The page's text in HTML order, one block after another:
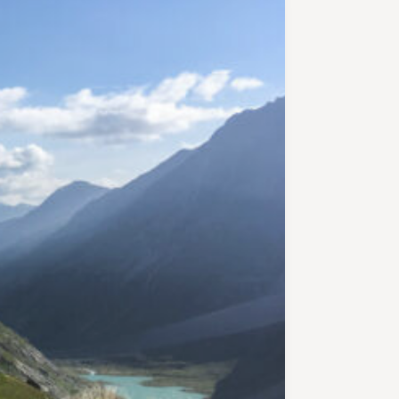
traditionellen Alpwirtschaft in eine
karge Urlandschaft. Der Gletscher
hat sich in den letzten Jahren
immer mehr zurückgezogen, das
Eis ist manchmal nur noch zu
erahnen unter dem Schotter. Das
Schmelzwasser hat sich einen
gewaltigen Graben in den Fels
gefressen. Der tiefe Graben wird
Gspaltenhornhütte. Dabei gilt es,
eine Schlüsselstelle zu passieren:
Man quert einen steilen